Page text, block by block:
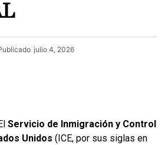
julio 4, 2026
Servicio de Inmigración y Control
Unidos (ICE, por sus siglas en